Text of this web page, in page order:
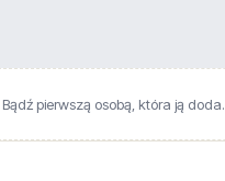
pierwszą osobą, która ją doda.